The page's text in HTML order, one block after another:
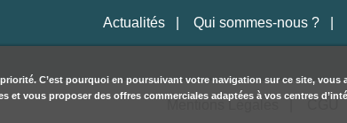
Actualités Qui sommes-nous ?
Mentions Légales
C’est pourquoi en poursuivant votre navigation sur ce site, vous
vous proposer des offres commerciales adaptées à vos centres